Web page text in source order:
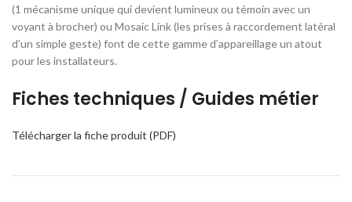
(1 mécanisme unique qui devient lumineux ou témoin avec un
voyant à brocher) ou Mosaic Link (les prises à raccordement latéral
d’un simple geste) font de cette gamme d’appareillage un atout
pour les installateurs.
Fiches techniques / Guides métier
Télécharger la fiche produit (PDF)